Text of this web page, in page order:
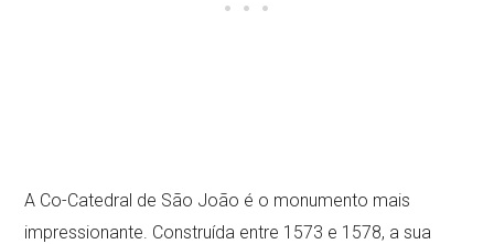
A Co-Catedral de São João é o monumento mais
impressionante. Construída entre 1573 e 1578, a sua